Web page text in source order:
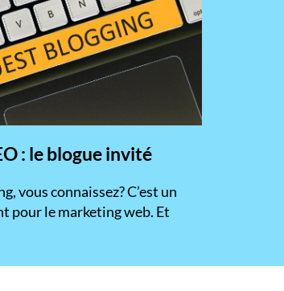
: le blogue invité
vous connaissez? C’est un
pour le marketing web. Et